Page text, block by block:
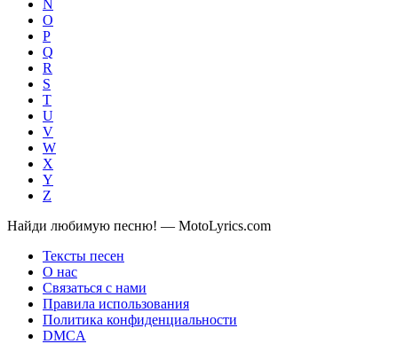
N
O
P
Q
R
S
T
U
V
W
X
Y
Z
Найди любимую песню! — MotoLyrics.com
Тексты песен
О нас
Связаться с нами
Правила использования
Политика конфиденциальности
DMCA